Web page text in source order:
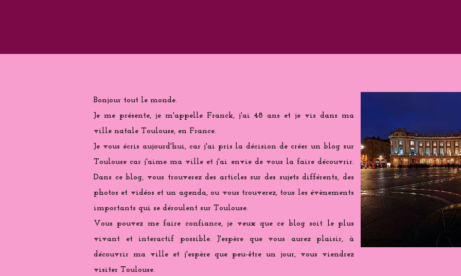
Bonjour tout le monde.
Je me présente, je m'appelle Franck, j'ai 48 ans et je vis dans ma
ville natale Toulouse, en France.
Je vous écris aujourd'hui, car j'ai pris la décision de créer un blog sur
Toulouse car j'aime ma ville et j'ai envie de vous la faire découvrir.
Dans ce blog, vous trouverez des articles sur des sujets différents, des
photos et vidéos et un agenda, ou vous trouverez, tous les évènements
importants qui se déroulent sur Toulouse.
Vous pouvez me faire confiance, je veux que ce blog soit le plus
vivant et interactif possible. J'espère que vous aurez plaisir, à
découvrir ma ville et j'espère que peu-être un jour, vous viendrez
visiter Toulouse.